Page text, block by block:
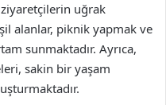
uğrak
alanlar, piknik yapmak ve
sunmaktadır. Ayrıca,
sakin bir yaşam